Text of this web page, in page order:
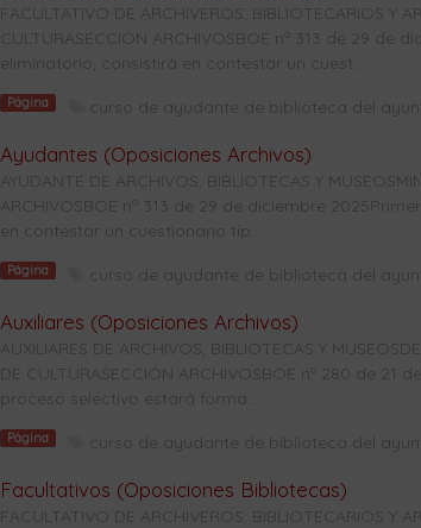
FACULTATIVO DE ARCHIVEROS, BIBLIOTECARIOS Y
CULTURASECCIÓN ARCHIVOSBOE nº 313 de 29
eliminatorio, consistirá en contestar un cuest...
Página curso de ayudante de biblioteca del
Ayudantes (Oposiciones Archivos)
AYUDANTE DE ARCHIVOS, BIBLIOTECAS Y
ARCHIVOSBOE nº 313 de 29 de diciembre
en contestar un cuestionario tip...
Página curso de ayudante de biblioteca del
Auxiliares (Oposiciones Archivos)
AUXILIARES DE ARCHIVOS, BIBLIOTECAS Y
DE CULTURASECCIÓN ARCHIVOSBOE nº 280 de
proceso selectivo estará forma...
Página curso de ayudante de biblioteca del
Facultativos (Oposiciones Bibliotecas)
FACULTATIVO DE ARCHIVEROS, BIBLIOTECARIOS Y